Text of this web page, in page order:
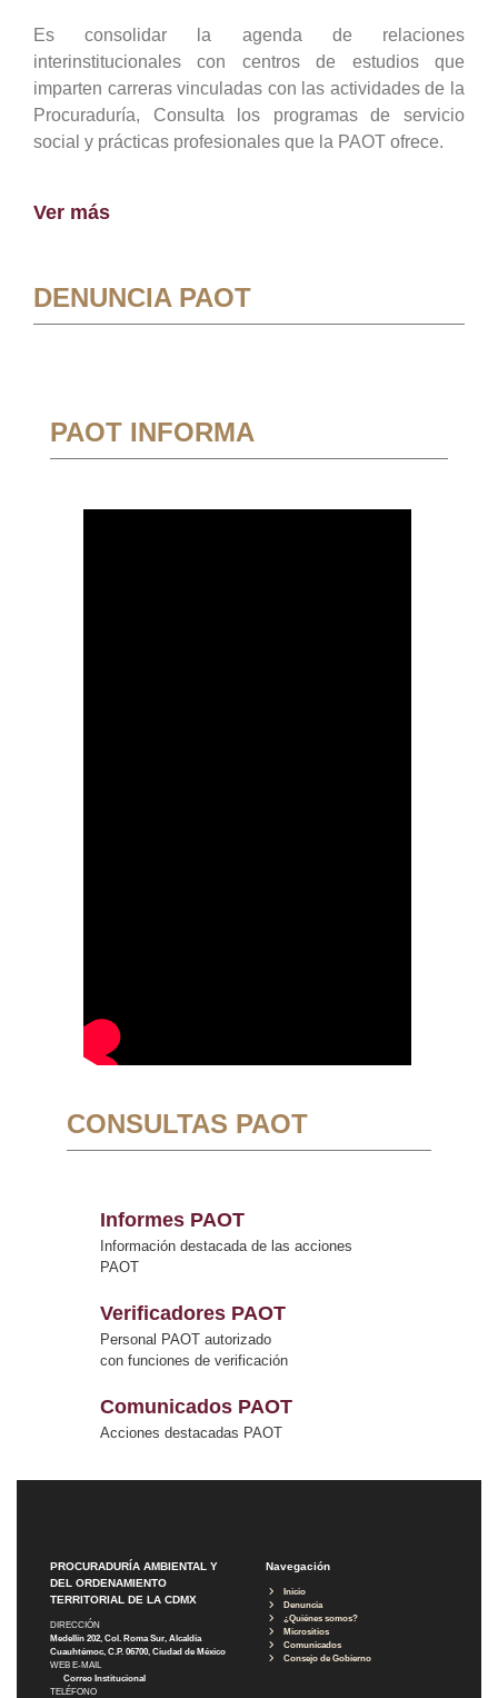
Es consolidar la agenda de relaciones
interinstitucionales con centros de estudios que
imparten carreras vinculadas con las actividades de la
Procuraduría, Consulta los programas de servicio
social y prácticas profesionales que la PAOT ofrece.
Ver más
DENUNCIA PAOT
PAOT INFORMA
CONSULTAS PAOT
Informes PAOT
Información destacada de las acciones
PAOT
Verificadores PAOT
Personal PAOT autorizado
con funciones de verificación
Comunicados PAOT
Acciones destacadas PAOT
PROCURADURÍA AMBIENTAL Y
DEL ORDENAMIENTO
TERRITORIAL DE LA CDMX
DIRECCIÓN
Medellín 202, Col. Roma Sur, Alcaldía
Cuauhtémoc, C.P. 06700, Ciudad de México
WEB E-MAIL
Correo Institucional
TELÉFONO
Navegación
Inicio
Denuncia
¿Quiénes somos?
Micrositios
Comunicados
Consejo de Gobierno